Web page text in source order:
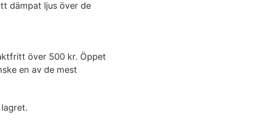
dämpat ljus över de
över 500 kr. Öppet
en av de mest